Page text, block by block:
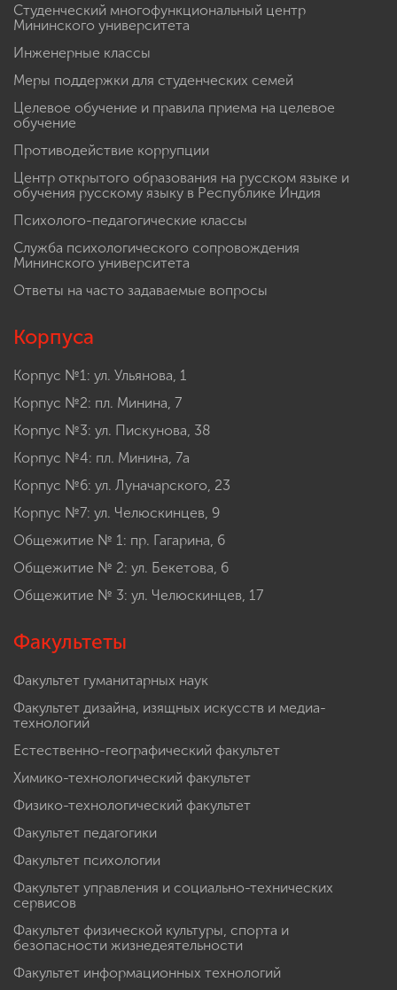
Студенческий многофункциональный центр
Мининского университета
Инженерные классы
Меры поддержки для студенческих семей
Целевое обучение и правила приема на целевое
обучение
Противодействие коррупции
Центр открытого образования на русском языке и
обучения русскому языку в Республике Индия
Психолого-педагогические классы
Служба психологического сопровождения
Мининского университета
Ответы на часто задаваемые вопросы
Корпуса
Корпус №1: ул. Ульянова, 1
Корпус №2: пл. Минина, 7
Корпус №3: ул. Пискунова, 38
Корпус №4: пл. Минина, 7а
Корпус №6: ул. Луначарского, 23
Корпус №7: ул. Челюскинцев, 9
Общежитие № 1: пр. Гагарина, 6
Общежитие № 2: ул. Бекетова, 6
Общежитие № 3: ул. Челюскинцев, 17
Факультеты
Факультет гуманитарных наук
Факультет дизайна, изящных искусств и медиа-
технологий
Естественно-географический факультет
Химико-технологический факультет
Физико-технологический факультет
Факультет педагогики
Факультет психологии
Факультет управления и социально-технических
сервисов
Факультет физической культуры, спорта и
безопасности жизнедеятельности
Факультет информационных технологий